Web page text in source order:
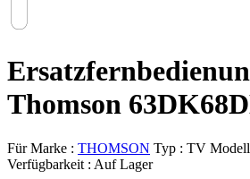
Thomson
Für Marke : THOMSON Typ : TV
Verfügbarkeit : Auf Lager